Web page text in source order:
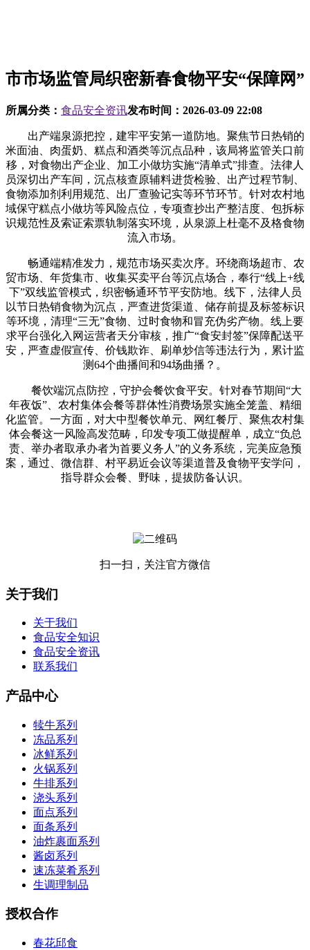
市市场监管局织密新春食物平安“保障网”
所属分类： 食品安全资讯发布时间： 2026-03-09 22:08
出产端泉源把控，建牢平安第一道防地。聚焦节日热销的
米面油、肉蛋奶、糕点和酒类等沉点品种，该局将监管关口前
移，对食物出产企业、加工小做坊实施“清单式”排查。法律人
员深切出产车间，沉点核查原辅料进货检验、出产过程节制、
食物添加剂利用规范、出厂查验记实等环节环节。针对农村地
域保守糕点小做坊等风险点位，专项查抄出产整洁度、包拆标
识规范性及索证索票轨制落实环境，从泉源上杜毫不及格食物
流入市场。
畅通端精准发力，规范市场买卖次序。环绕商场超市、农
贸市场、年货集市、收集买卖平台等沉点场合，奉行“线上+线
下”双线监管模式，织密畅通环节平安防地。线下，法律人员
以节日热销食物为沉点，严查进货渠道、储存前提及标签标识
等环境，清理“三无”食物、过时食物和冒充伪劣产物。线上要
求平台强化入网运营者天分审核，推广“食安封签”保障配送平
安，严查虚假宣传、价钱欺诈、刷单炒信等违法行为，累计监
测64个曲播间和94场曲播？。
餐饮端沉点防控，守护会餐饮食平安。针对春节期间“大
年夜饭”、农村集体会餐等群体性消费场景实施全笼盖、精细
化监管。一方面，对大中型餐饮单元、网红餐厅、聚焦农村集
体会餐这一风险高发范畴，印发专项工做提醒单，成立“负总
责、举办者取承办者为首要义务人”的义务系统，完美应急预
案，通过、微信群、村平易近会议等渠道普及食物平安学问，
指导群众会餐、野味，提拔防备认识。
扫一扫，关注官方微信
关于我们
关于我们
食品安全知识
食品安全资讯
联系我们
产品中心
犊牛系列
冻品系列
冰鲜系列
火锅系列
牛排系列
浇头系列
面点系列
面条系列
油炸裹面系列
酱卤系列
速冻菜肴系列
生调理制品
授权合作
春花邱食